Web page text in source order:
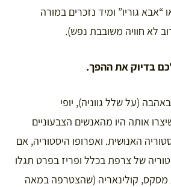
“אבא גוריו” ומיד נזכרים במורה
לא חוויה משובבת נפש).
בדיוק את ההפך.
(על שלל גווניה), יופי
אותה היו מהאנשים הצבעוניים
האנושית. ואפרופו היסטוריה, אם
של צרפת בכלל ופריז בפרט תגלו
מסקס, קולינאריה (שהצטרפה במאה